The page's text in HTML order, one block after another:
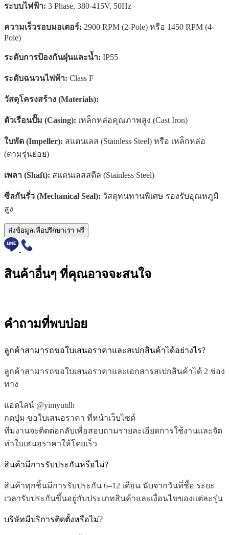
ระบบไฟฟ้า: 3 Phase, 380-415V, 50Hz
ความเร็วรอบมอเตอร์: 2900 RPM (2-Pole) หรือ 1450 RPM (4-
Pole)
ระดับการป้องกันฝุ่นและน้ำ: IP55
ระดับฉนวนไฟฟ้า: Class F
วัสดุโครงสร้าง (Materials):
ตัวเรือนปั๊ม (Casing): เหล็กหล่อคุณภาพสูง (Cast Iron)
ใบพัด (Impeller): สแตนเลส (Stainless Steel) หรือ เหล็กหล่อ
(ตามรุ่นย่อย)
เพลา (Shaft): สแตนเลสสตีล (Stainless Steel)
ซีลกันรั่ว (Mechanical Seal): วัสดุทนทานพิเศษ รองรับอุณหภูมิ
สูง
ส่งข้อมูลเพื่อปรึกษาเรา ฟรี
สินค้าอื่นๆ ที่คุณอาจจะสนใจ
คำถามที่พบบ่อย
ลูกค้าสามารถขอใบเสนอราคาและสเปกสินค้าได้อย่างไร?
ลูกค้าสามารถขอใบเสนอราคาและเอกสารสเปกสินค้าได้ 2 ช่อง
ทาง
แอดไลน์ @yimyutdh
กดปุ่ม ขอใบเสนอราคา ที่หน้าเว็บไซต์
ทีมงานจะติดต่อกลับเพื่อสอบถามรายละเอียดการใช้งานและจัด
ทำใบเสนอราคาให้โดยเร็ว
สินค้ามีการรับประกันหรือไม่?
สินค้าทุกชิ้นมีการรับประกัน 6–12 เดือน นับจากวันที่ซื้อ ระยะ
เวลารับประกันขึ้นอยู่กับประเภทสินค้าและเงื่อนไขของแต่ละรุ่น
บริษัทมีบริการติดตั้งหรือไม่?